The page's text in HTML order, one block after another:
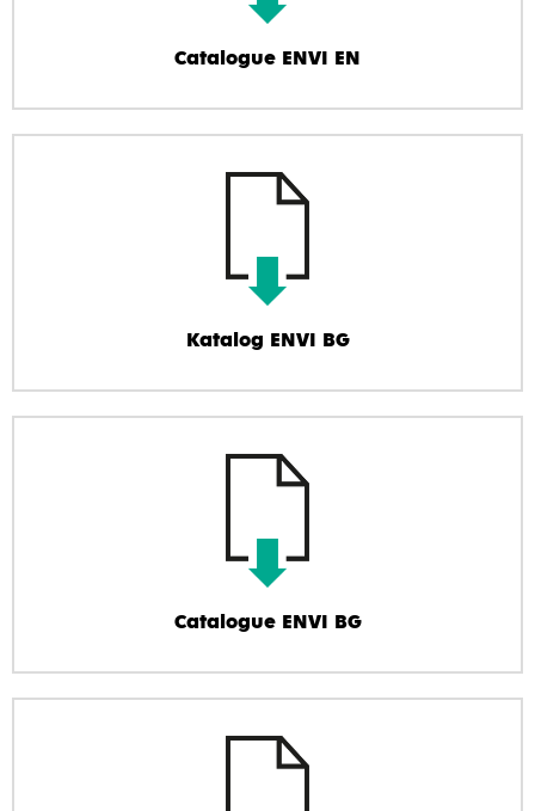
Catalogue ENVI EN
Katalog ENVI BG
Catalogue ENVI BG